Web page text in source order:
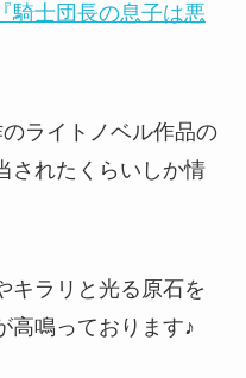
『騎士団長の息子は悪
ライトノベル作品の
されたくらいしか情
ラリと光る原石を
高鳴っております♪